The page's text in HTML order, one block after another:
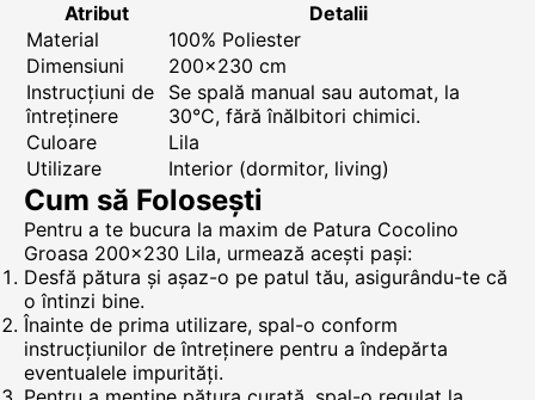
Atribut
Detalii
Material
100% Poliester
Dimensiuni
200x230 cm
Instrucțiuni de
întreținere
Se spală manual sau automat, la
30°C, fără înălbitori chimici.
Culoare
Lila
Utilizare
Interior (dormitor, living)
Cum să Folosești
Pentru a te bucura la maxim de Patura Cocolino
Groasa 200x230 Lila, urmează acești pași:
Desfă pătura și așaz-o pe patul tău, asigurându-te că
o întinzi bine.
Înainte de prima utilizare, spal-o conform
instrucțiunilor de întreținere pentru a îndepărta
eventualele impurități.